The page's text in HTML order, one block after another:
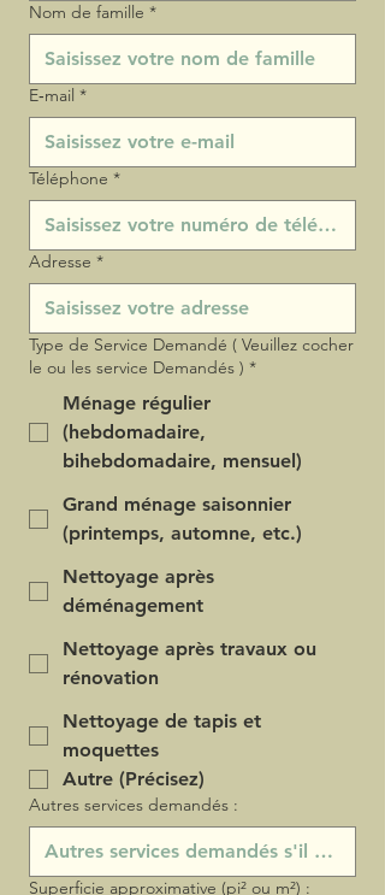
Nom de famille *
E‑mail *
Téléphone *
Adresse *
Type de Service Demandé ( Veuillez cocher
le ou les service Demandés ) *
Ménage régulier
(hebdomadaire,
bihebdomadaire, mensuel)
Grand ménage saisonnier
(printemps, automne, etc.)
Nettoyage après
déménagement
Nettoyage après travaux ou
rénovation
Nettoyage de tapis et
moquettes
Autre (Précisez)
Autres services demandés :
Superficie approximative (pi² ou m²) :